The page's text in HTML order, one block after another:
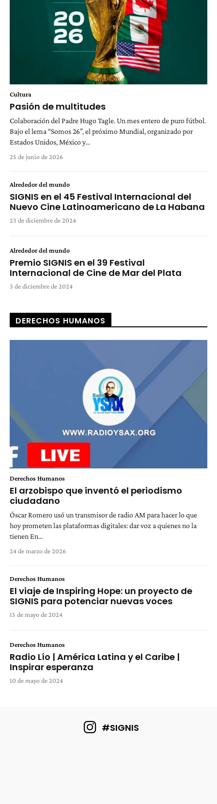
Cultura
Pasión de multitudes
Colaboración del Padre Hugo Tagle. Un mes entero de puro fútbol.
Bajo el lema “Somos 26”, el próximo Mundial, organizado por
Estados Unidos, México y...
25 de junio de 2026
Alrededor del mundo
SIGNIS en el 45 Festival Internacional del
Nuevo Cine Latinoamericano de La Habana
23 de diciembre de 2024
Alrededor del mundo
Premio SIGNIS en el 39 Festival
Internacional de Cine de Mar del Plata
3 de diciembre de 2024
DERECHOS HUMANOS
Derechos Humanos
El arzobispo que inventó el periodismo
ciudadano
Óscar Romero usó un transmisor de radio AM para hacer lo que
hoy prometen las plataformas digitales: dar voz a quienes no la
tienen En...
24 de marzo de 2026
Derechos Humanos
El viaje de Inspiring Hope: un proyecto de
SIGNIS para potenciar nuevas voces
15 de mayo de 2024
Derechos Humanos
Radio Lío | América Latina y el Caribe |
Inspirar esperanza
10 de mayo de 2024
#SIGNIS